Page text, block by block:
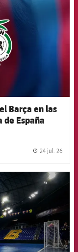
Barça en las
España
24 jul. 26
badge